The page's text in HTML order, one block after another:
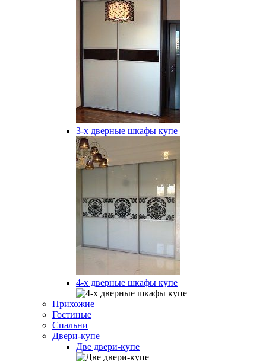
3-х дверные шкафы купе
4-х дверные шкафы купе
Прихожие
Гостиные
Спальни
Двери-купе
Две двери-купе